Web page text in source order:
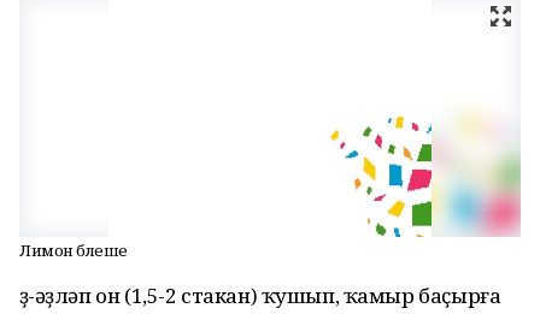
Лимон бәлеше
Әҙ-әҙләп он (1,5-2 стакан) ҡушып, ҡамыр баҫырға